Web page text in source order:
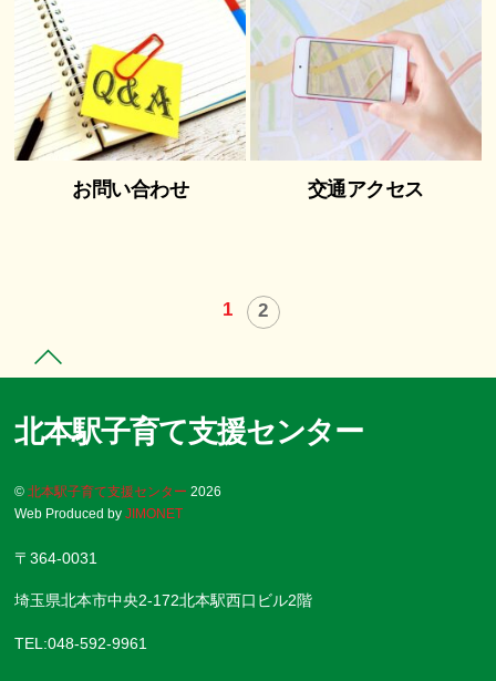
お問い合わせ 交通アクセス
1 2
北本駅子育て支援センター
©北本駅子育て支援センター 2026
Web Produced byJIMONET
〒364-0031
埼玉県北本市中央2-172北本駅西口ビル2階
TEL:048-592-9961